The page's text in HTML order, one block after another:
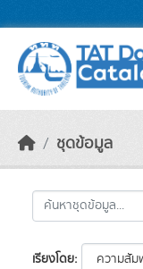
ชุดข้อมูล
เรียงโดย